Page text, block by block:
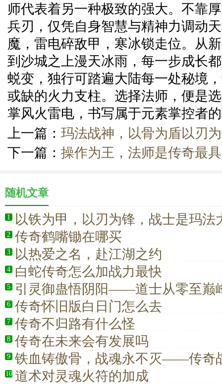
师代表着另一种极致的强大。不靠
兵刃，仅凭自身智慧与精神力调动
魔，雷电碎敌甲，寒冰锁走位。从
到沙城之上漫天冰雨，每一步成长
蜕变，独行可踏遍大陆每一处秘境
或缺的火力支柱。选择法师，便是
掌风火雷电，书写属于元素掌控者
上一篇： 玛法战神，以骨为盾以刃
下一篇： 操作为王，法师是传奇最
随机文章
1
以铁为甲，以刃为锋，战士是玛法
灭的战魂
2 传奇鹤嘴锄在哪买
3 以热爱之名，赴江湖之约
4 白蛇传奇怎么加战力最快
5
引灵御蛊悟阴阳——道士从零至巅
修行路
6 传奇怀旧版白日门怎么去
7 传奇不归路有什么怪
8 传奇在未来会有发展吗
9 铁血铸傲骨，战魂永不灭——传奇
传奇
10 道术对灵魂火符的加成